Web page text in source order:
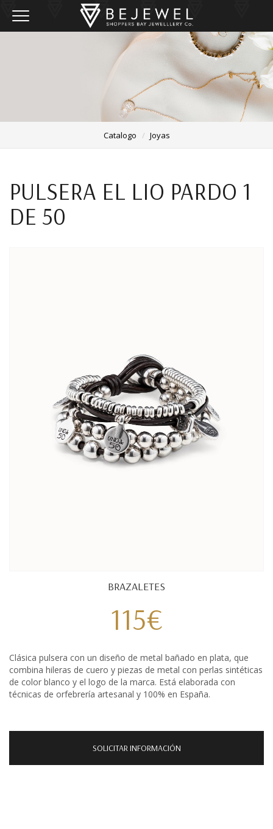
Toggle navigation
Catalogo Joyas
PULSERA EL LIO PARDO 1
DE 50
BRAZALETES
115€
Clásica pulsera con un diseño de metal bañado en plata, que
combina hileras de cuero y piezas de metal con perlas sintéticas
de color blanco y el logo de la marca. Está elaborada con
técnicas de orfebrería artesanal y 100% en España.
SOLICITAR INFORMACIÓN